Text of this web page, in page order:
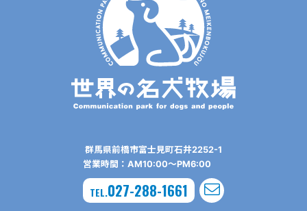
群⾺県前橋市富⼠⾒町⽯井2252-1
営業時間：AM10:00〜PM6:00
TEL.027-288-1661